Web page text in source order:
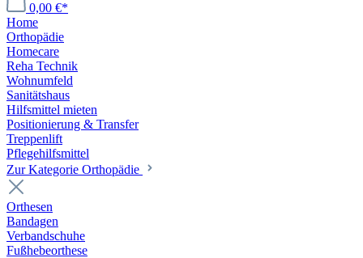
0,00 €*
Home
Orthopädie
Homecare
Reha Technik
Wohnumfeld
Sanitätshaus
Hilfsmittel mieten
Positionierung & Transfer
Treppenlift
Pflegehilfsmittel
Zur Kategorie Orthopädie
Orthesen
Bandagen
Verbandschuhe
Fußhebeorthese